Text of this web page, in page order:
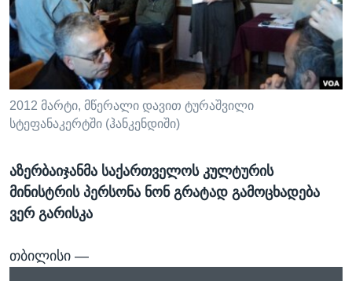
ᲡᲢᲣᲓᲘᲐ ᲕᲐᲨᲘᲜᲒᲢᲝᲜᲘ
ᲔᲙᲝᲜᲝᲛᲘᲙᲐ
ᲯᲐᲜᲛᲠᲗᲔᲚᲝᲑᲐ
ᲛᲔᲪᲜᲘᲔᲠᲔᲑᲐ
ᲘᲜᲢᲔᲠᲕᲘᲣ
ᲙᲣᲚᲢᲣᲠᲐ
ᲓᲔᲖᲘᲜᲤᲝᲠᲛᲐᲪᲘᲐ
Learning English
ᲗᲕᲐᲚᲘ ᲒᲕᲐᲓᲔᲕᲜᲔᲗ
2012 მარტი, მწერალი დავით ტურაშვილი
სტეფანაკერტში (ჰანკენდიში)
აზერბაიჯანმა საქართველოს კულტურის
მინისტრის პერსონა ნონ გრატად გამოცხადება
ვერ გარისკა
ᲗᲑᲘᲚᲘᲡᲘ —